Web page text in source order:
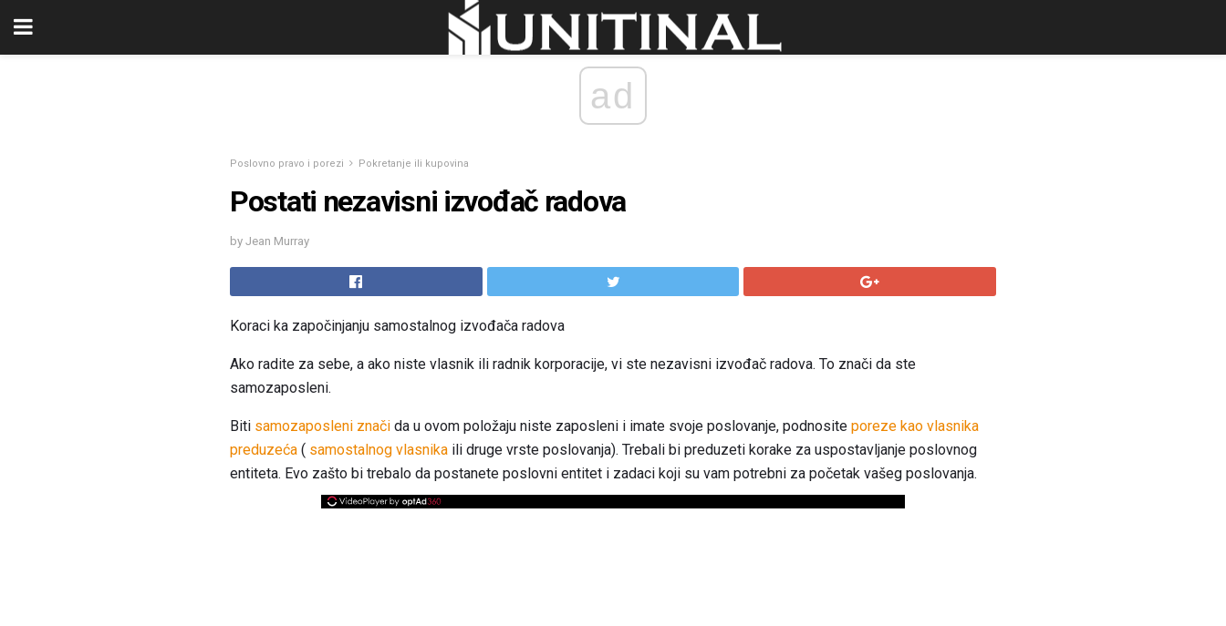
ad
Poslovno pravo i porezi Pokretanje ili kupovina
Postati nezavisni izvođač radova
by Jean Murray
Koraci ka započinjanju samostalnog izvođača radova
Ako radite za sebe, a ako niste vlasnik ili radnik korporacije, vi ste nezavisni izvođač radova. To znači da ste
samozaposleni.
Biti samozaposleni znači da u ovom položaju niste zaposleni i imate svoje poslovanje, podnosite poreze kao vlasnika
preduzeća ( samostalnog vlasnika ili druge vrste poslovanja). Trebali bi preduzeti korake za uspostavljanje poslovnog
entiteta. Evo zašto bi trebalo da postanete poslovni entitet i zadaci koji su vam potrebni za početak vašeg poslovanja.